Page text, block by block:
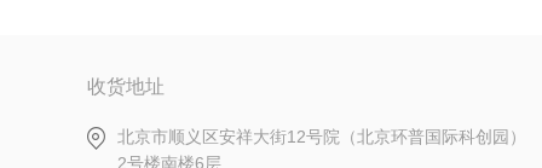
收货地址
北京市顺义区安祥大街12号院（北京环普国际科创园）
2号楼南楼6层